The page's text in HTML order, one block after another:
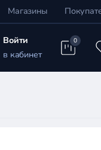
Магазины
Войти
в кабинет
0